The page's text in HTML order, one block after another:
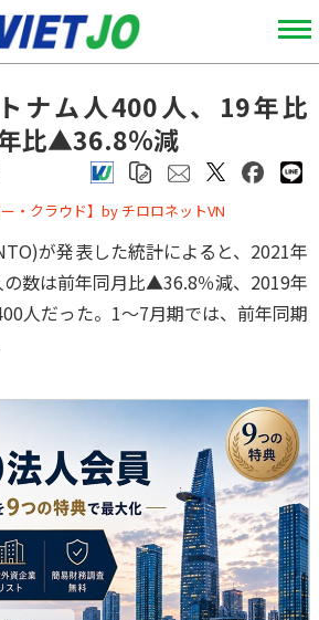
ナム人400人、19年比
比▲36.8％減
・クラウド】by チロロネットVN
が発表した統計によると、2021年
数は前年同月比▲36.8％減、2019年
人だった。1～7月期では、前年同期